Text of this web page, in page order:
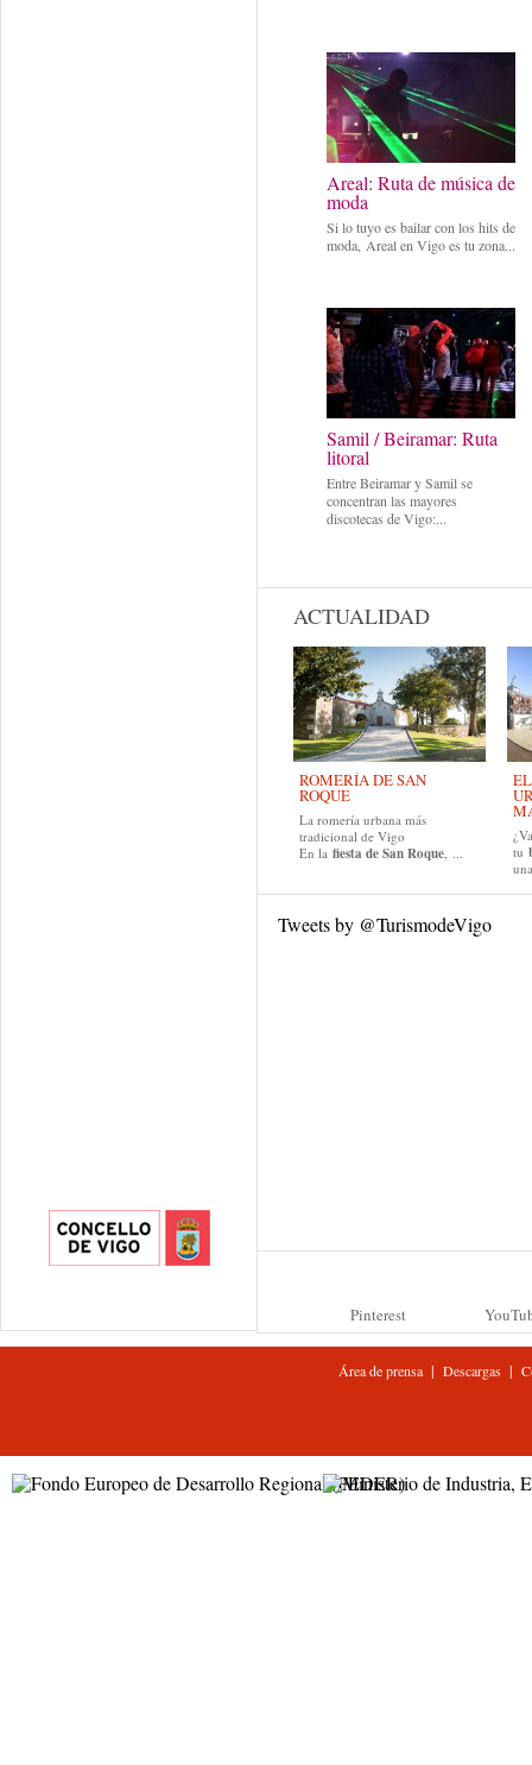
Areal: Ruta de música de
moda
Si lo tuyo es bailar con los hits de
moda, Areal en Vigo es tu zona...
Samil / Beiramar: Ruta
litoral
Entre Beiramar y Samil se
concentran las mayores
discotecas de Vigo:...
ACTUALIDAD
ROMERÍA DE SAN
ROQUE
La romería urbana más
tradicional de Vigo
En la fiesta de San Roque, ...
tu
Tweets by @TurismodeVigo
Pinterest
Área de prensa| Descargas|